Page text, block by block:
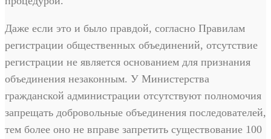
Даже если это и было правдой, согласно Правилам
регистрации общественных объединений, отсутствие
регистрации не является основанием для признания
объединения незаконным. У Министерства
гражданской администрации отсутствуют полномочия
запрещать добровольные объединения последователей,
тем более оно не вправе запретить существование 100